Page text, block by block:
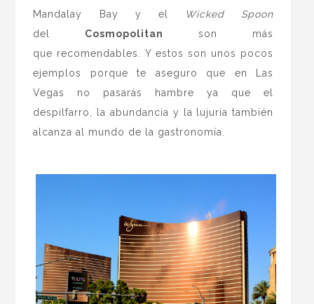
Mandalay Bay y el
Wicked Spoon
del Cosmopolitan
son más
que recomendables. Y estos son unos pocos
ejemplos porque te aseguro que en Las
Vegas no pasarás hambre ya que el
despilfarro, la abundancia y la lujuria también
alcanza al mundo de la gastronomía.